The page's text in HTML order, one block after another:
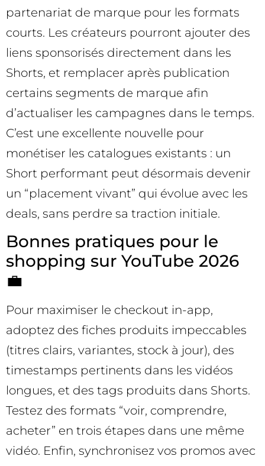
partenariat de marque pour les formats
courts. Les créateurs pourront ajouter des
liens sponsorisés directement dans les
Shorts, et remplacer après publication
certains segments de marque afin
d’actualiser les campagnes dans le temps.
C’est une excellente nouvelle pour
monétiser les catalogues existants : un
Short performant peut désormais devenir
un “placement vivant” qui évolue avec les
deals, sans perdre sa traction initiale.
Bonnes pratiques pour le
shopping sur YouTube 2026
💼
Pour maximiser le checkout in-app,
adoptez des fiches produits impeccables
(titres clairs, variantes, stock à jour), des
timestamps pertinents dans les vidéos
longues, et des tags produits dans Shorts.
Testez des formats “voir, comprendre,
acheter” en trois étapes dans une même
vidéo. Enfin, synchronisez vos promos avec